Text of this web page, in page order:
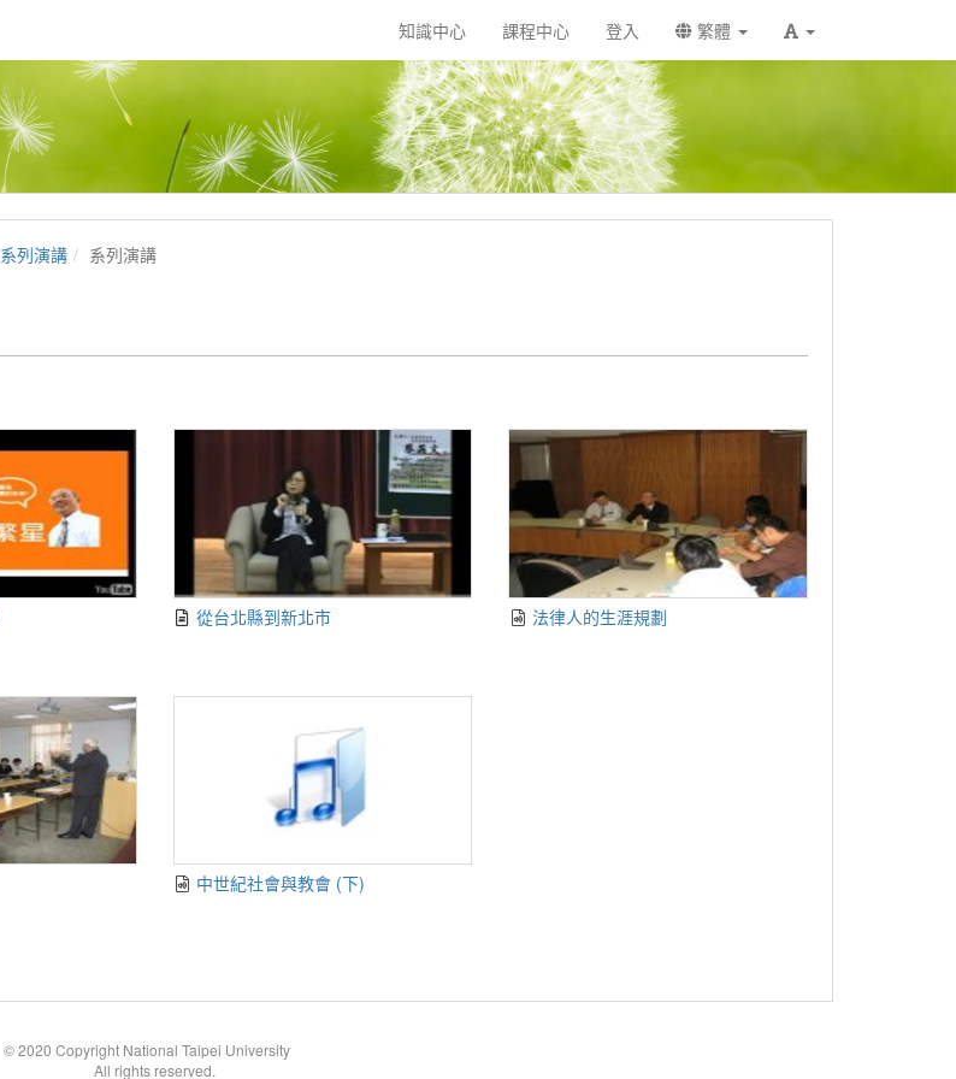
知識中心 課程中心 登入 繁體
系列演講 系列演講
從台北縣到新北市 法律人的生涯規劃
中世紀社會與教會 (下)
© 2020 Copyright National Taipei University
All rights reserved.